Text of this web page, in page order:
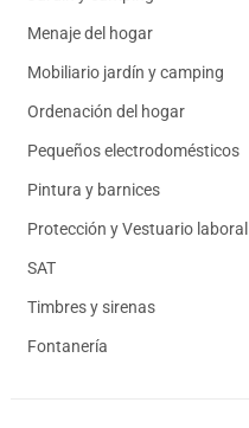
Menaje del hogar
Mobiliario jardín y camping
Ordenación del hogar
Pequeños electrodomésticos
Pintura y barnices
Protección y Vestuario laboral
SAT
Timbres y sirenas
Fontanería